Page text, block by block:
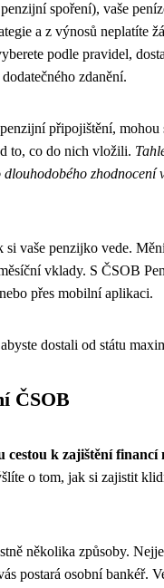
spoření), vaše
a z výnosů neplatíte
podle pravidel,
zdanění.
připojištění, mohou
to, co do nich vložili.
zhodnocení
vaše penzijko vede.
vklady. S ČSOB
přes mobilní aplikaci.
dostali od státu
ČSOB
cestou k zajištění financí
o tom, jak si zajistit
několika způsoby.
postará osobní bankéř.